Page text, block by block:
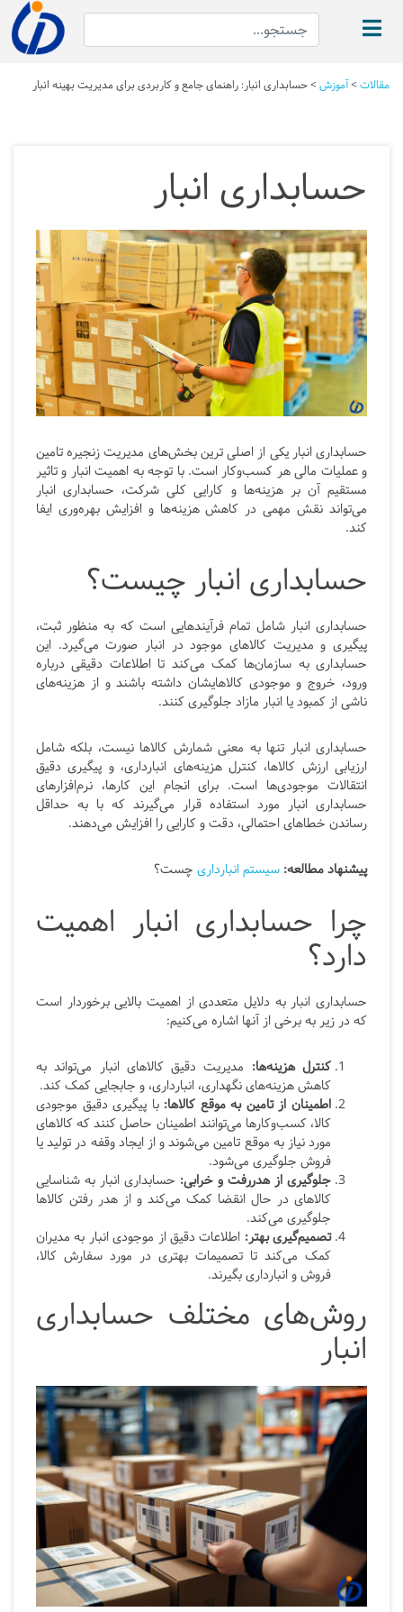
مقالات>آموزش>حسابداری انبار: راهنمای جامع و کاربردی برای مدیریت بهینه انبار
حسابداری انبار
حسابداری انبار یکی از اصلی ترین بخش‌های مدیریت زنجیره تامین
و عملیات مالی هر کسب‌وکار است. با توجه به اهمیت انبار و تاثیر
مستقیم آن بر هزینه‌ها و کارایی کلی شرکت، حسابداری انبار
می‌تواند نقش مهمی در کاهش هزینه‌ها و افزایش بهره‌وری ایفا
کند.
حسابداری انبار چیست؟
حسابداری انبار شامل تمام فرآیندهایی است که به منظور ثبت،
پیگیری و مدیریت کالاهای موجود در انبار صورت می‌گیرد. این
حسابداری به سازمان‌ها کمک می‌کند تا اطلاعات دقیقی درباره
ورود، خروج و موجودی کالاهایشان داشته باشند و از هزینه‌های
ناشی از کمبود یا انبار مازاد جلوگیری کنند.
حسابداری انبار تنها به معنی شمارش کالاها نیست، بلکه شامل
ارزیابی ارزش کالاها، کنترل هزینه‌های انبارداری، و پیگیری دقیق
انتقالات موجودی‌ها است. برای انجام این کارها، نرم‌افزارهای
حسابداری انبار مورد استفاده قرار می‌گیرند که با به حداقل
رساندن خطاهای احتمالی، دقت و کارایی را افزایش می‌دهند.
پیشنهاد مطالعه: سیستم انبارداری چست؟
چرا حسابداری انبار اهمیت
دارد؟
حسابداری انبار به دلایل متعددی از اهمیت بالایی برخوردار است
که در زیر به برخی از آنها اشاره می‌کنیم:
کنترل هزینه‌ها: مدیریت دقیق کالاهای انبار می‌تواند به
کاهش هزینه‌های نگهداری، انبارداری، و جابجایی کمک کند.
اطمینان از تامین به موقع کالاها: با پیگیری دقیق موجودی
کالا، کسب‌وکارها می‌توانند اطمینان حاصل کنند که کالاهای
مورد نیاز به موقع تامین می‌شوند و از ایجاد وقفه در تولید یا
فروش جلوگیری می‌شود.
جلوگیری از هدررفت و خرابی: حسابداری انبار به شناسایی
کالاهای در حال انقضا کمک می‌کند و از هدر رفتن کالاها
جلوگیری می‌کند.
تصمیم‌گیری بهتر: اطلاعات دقیق از موجودی انبار به مدیران
کمک می‌کند تا تصمیمات بهتری در مورد سفارش کالا،
فروش و انبارداری بگیرند.
روش‌های مختلف حسابداری
انبار